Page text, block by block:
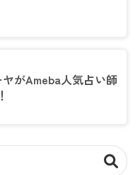
がAmeba人気占い師